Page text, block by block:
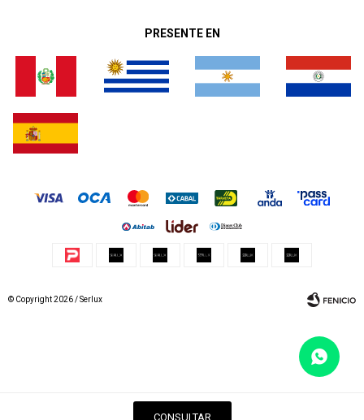
CONSULTAR
PRESENTE EN
© Copyright 2026 / Serlux